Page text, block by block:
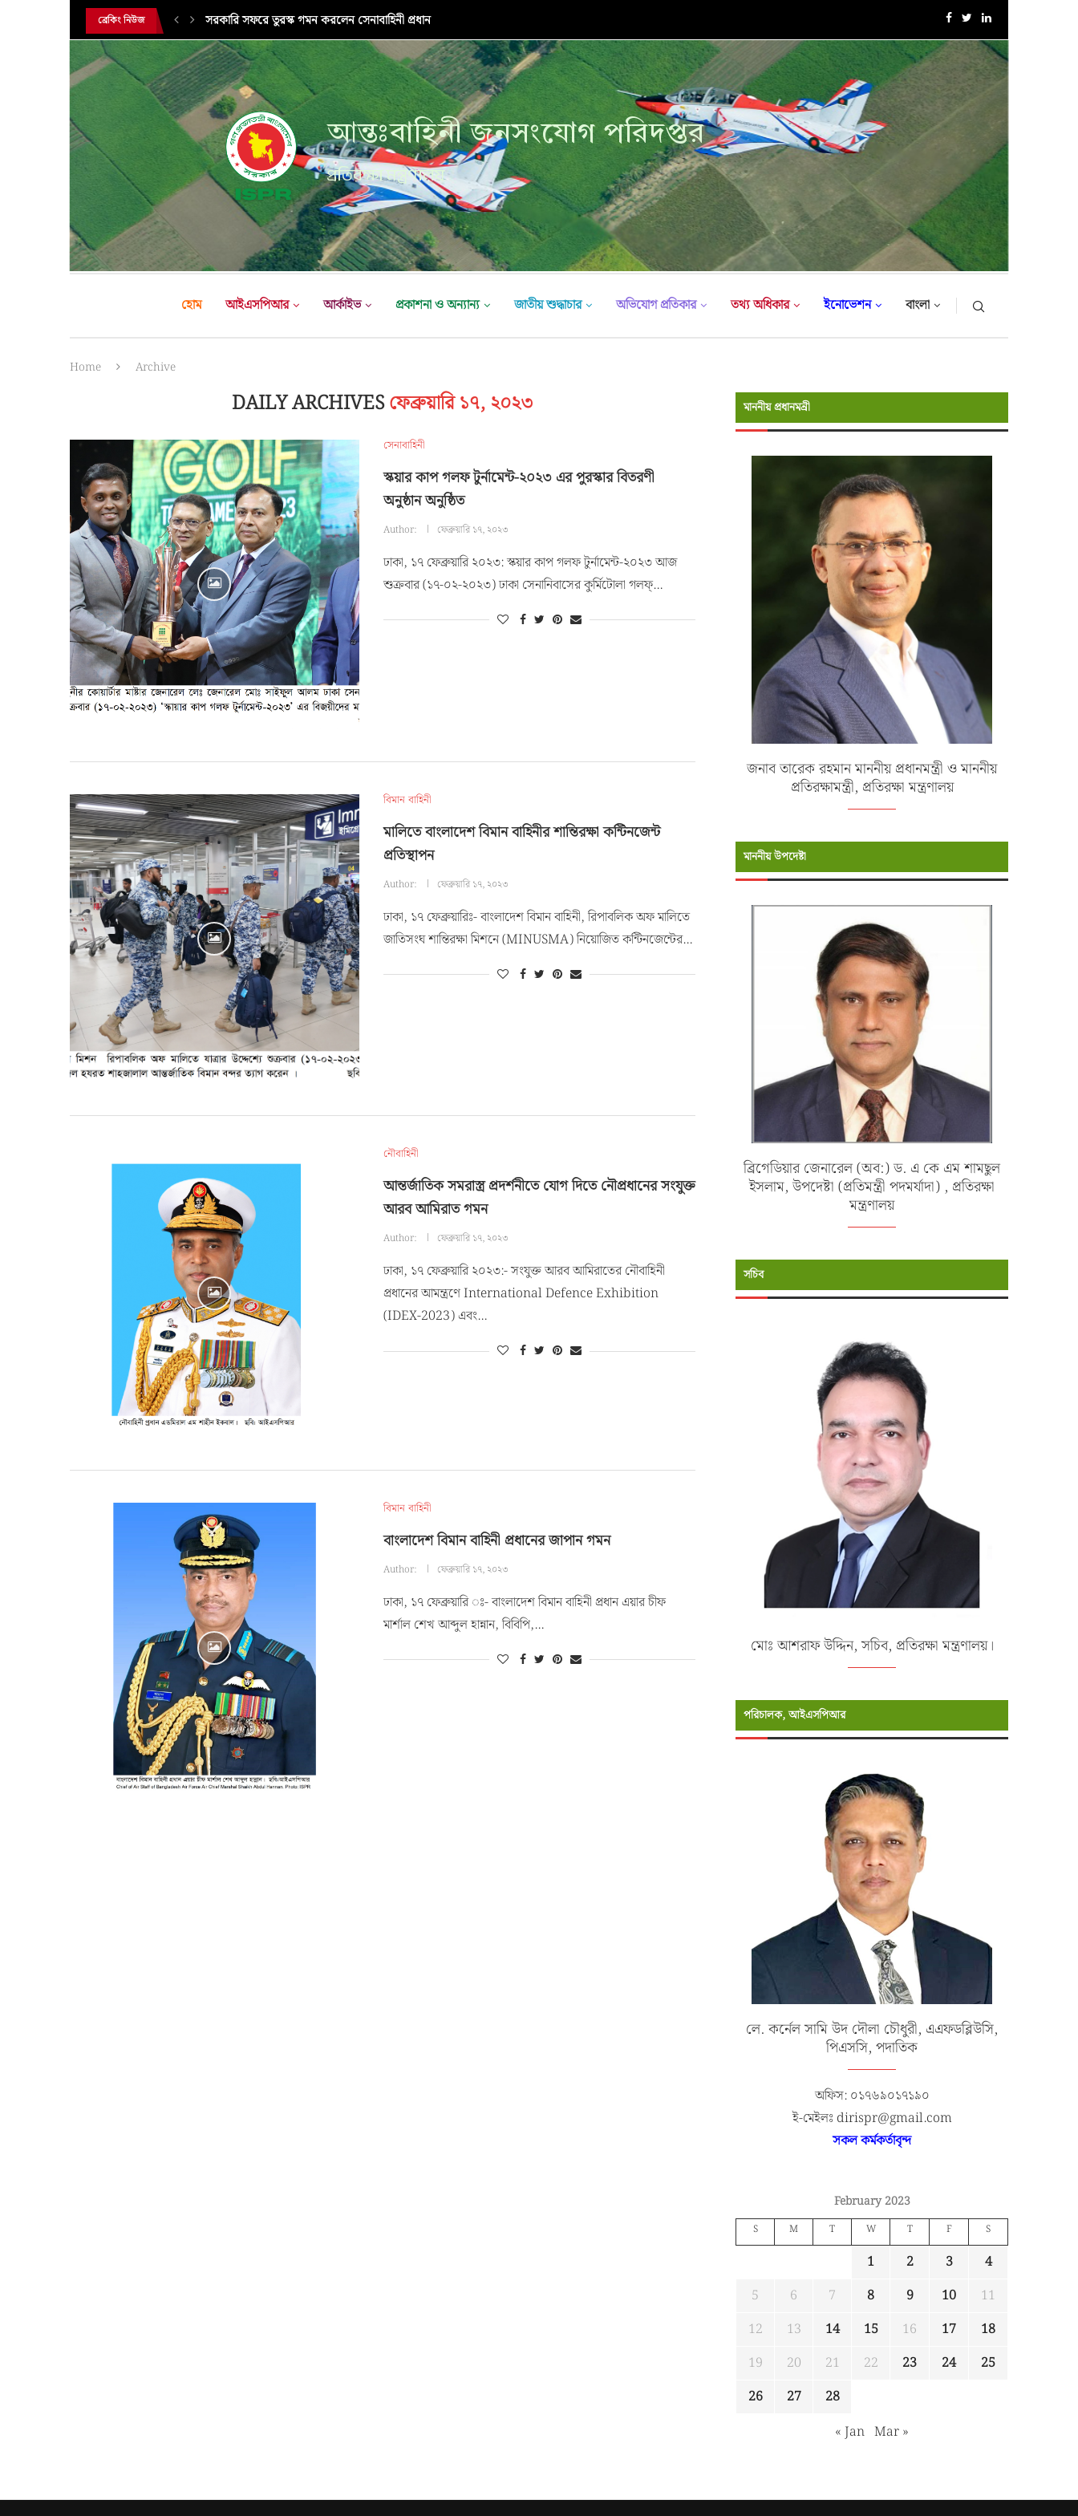
ব্রেকিং নিউজ এক্সারসাইজ টাইগার লাইটনিং-২০২৬ এর উদ্বোধনী অনুষ্ঠান ১৮-তম নৌবাহিনী প্রধান হিসেবে নিয়োগ পেলেন রিয়ার এডমিরাল...
আন্তঃবাহিনী জনসংযোগ পরিদপ্তর
প্রতিরক্ষা মন্ত্রণালয়
হোম আইএসপিআর আর্কাইভ প্রকাশনা ও অন্যান্য জাতীয় শুদ্ধাচার অভিযোগ প্রতিকার তথ্য অধিকার ইনোভেশন বাংলা
Home Archive
DAILY ARCHIVESফেব্রুয়ারি ১৭, ২০২৩
সেনাবাহিনী
স্কয়ার কাপ গলফ টুর্নামেন্ট-২০২৩ এর পুরস্কার বিতরণী
অনুষ্ঠান অনুষ্ঠিত
Author: ফেব্রুয়ারি ১৭, ২০২৩
ঢাকা, ১৭ ফেব্রুয়ারি ২০২৩: স্কয়ার কাপ গলফ টুর্নামেন্ট-২০২৩ আজ
শুক্রবার (১৭-০২-২০২৩) ঢাকা সেনানিবাসের কুর্মিটোলা গলফ্…
বিমান বাহিনী
মালিতে বাংলাদেশ বিমান বাহিনীর শান্তিরক্ষা কন্টিনজেন্ট
প্রতিস্থাপন
Author: ফেব্রুয়ারি ১৭, ২০২৩
ঢাকা, ১৭ ফেব্রুয়ারিঃ- বাংলাদেশ বিমান বাহিনী, রিপাবলিক অফ মালিতে
জাতিসংঘ শান্তিরক্ষা মিশনে (MINUSMA) নিয়োজিত কন্টিনজেন্টের…
নৌবাহিনী
আন্তর্জাতিক সমরাস্ত্র প্রদর্শনীতে যোগ দিতে নৌপ্রধানের সংযুক্ত
আরব আমিরাত গমন
Author: ফেব্রুয়ারি ১৭, ২০২৩
ঢাকা, ১৭ ফেব্রুয়ারি ২০২৩:- সংযুক্ত আরব আমিরাতের নৌবাহিনী
প্রধানের আমন্ত্রণে International Defence Exhibition
(IDEX-2023) এবং…
বিমান বাহিনী
বাংলাদেশ বিমান বাহিনী প্রধানের জাপান গমন
Author: ফেব্রুয়ারি ১৭, ২০২৩
ঢাকা, ১৭ ফেব্রুয়ারি ঃ- বাংলাদেশ বিমান বাহিনী প্রধান এয়ার চীফ
মার্শাল শেখ আব্দুল হান্নান, বিবিপি,…
মাননীয় প্রধানমন্রী
জনাব তারেক রহমান মাননীয় প্রধানমন্ত্রী ও মাননীয়
প্রতিরক্ষামন্ত্রী, প্রতিরক্ষা মন্ত্রণালয়
মাননীয় উপদেষ্টা
ব্রিগেডিয়ার জেনারেল (অব:) ড. এ কে এম শামছুল
ইসলাম, উপদেষ্টা (প্রতিমন্ত্রী পদমর্যাদা) , প্রতিরক্ষা
মন্ত্রণালয়
সচিব
মোঃ আশরাফ উদ্দিন, সচিব, প্রতিরক্ষা মন্ত্রণালয়।
পরিচালক, আইএসপিআর
লে. কর্নেল সামি উদ দৌলা চৌধুরী, এএফডব্লিউসি,
পিএসসি, পদাতিক
অফিস: ০১৭৬৯০১৭১৯০
ই-মেইলঃ dirispr@gmail.com
সকল কর্মকর্তাবৃন্দ
February 2023
S M T W T F S
1 2 3
4
5
6 7 8 9 10
11
12
13 14 15 16 17
18
19
20 21 22 23 24
25
26
27
28
« Jan Mar »